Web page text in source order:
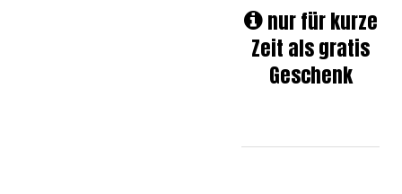
nur für kurze
Zeit als gratis
Geschenk